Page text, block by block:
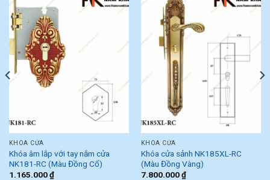
KHÓA CỬA
Khóa âm lắp với tay nắm cửa
NK181-RC (Màu Đồng Cổ)
1.165.000₫
KHÓA CỬA
Khóa cửa sảnh NK185XL-RC
(Màu Đồng Vàng)
7.800.000₫